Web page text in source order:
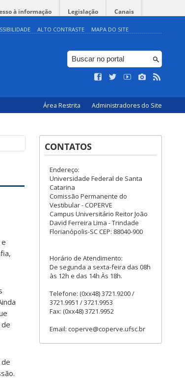
à informação Legislação Canais
ALTO CONTRASTE MAPA DO SITE
Área Restrita Administradores do Site
CONTATOS
Endereço:
Universidade Federal de Santa
Catarina
Comissão Permanente do
Vestibular - COPERVE
Campus Universitário Reitor João
David Ferreira Lima - Trindade
Florianópolis-SC CEP: 88040-900
Horário de Atendimento:
De segunda a sexta-feira das 08h
às 12h e das 14h Às 18h.
Telefone: (0xx48) 3721.9200 /
3721.9951 / 3721.9953
Fax: (0xx48) 3721.9952
Email: coperve@coperve.ufsc.br